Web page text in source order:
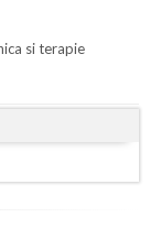
si terapie